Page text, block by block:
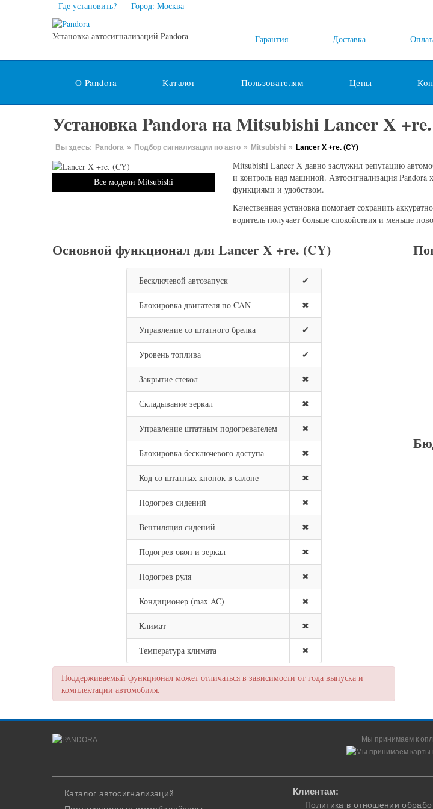
Где установить? Город: Москва
Установка автосигнализаций Pandora Гарантия Доставка
О Pandora Каталог Пользователям Цены
Установка Pandora на Mitsubishi Lancer X
Вы здесь: Pandora » Подбор сигнализации по авто » Mitsubishi » Lancer X +re. (CY)
Все модели Mitsubishi
Mitsubishi Lancer X давно заслужил репутацию
и контроль над машиной. Автосигнализация
функциями и удобством.
Качественная установка помогает сохранить
водитель получает больше спокойствия и меньше
Основной функционал для Lancer X +re. (CY)
Бесключевой автозапуск ✔
Блокировка двигателя по CAN ✖
Управление со штатного брелка ✔
Уровень топлива ✔
Закрытие стекол ✖
Складывание зеркал ✖
Управление штатным подогревателем ✖
Блокировка бесключевого доступа ✖
Код со штатных кнопок в салоне ✖
Подогрев сидений ✖
Вентиляция сидений ✖
Подогрев окон и зеркал ✖
Подогрев руля ✖
Кондиционер (max AC) ✖
Климат ✖
Температура климата ✖
Поддерживаемый функционал может отличаться в зависимости от года выпуска и
комплектации автомобиля.
Мы принимаем к
Каталог автосигнализаций
Клиентам:
Политика в отношении